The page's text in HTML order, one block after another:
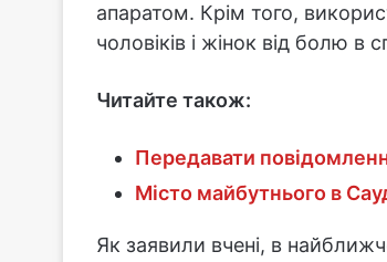
апаратом. Крім того,
чоловіків і жінок від болю в
Читайте також:
Передавати
Місто майбутнього в
Як заявили вчені, в